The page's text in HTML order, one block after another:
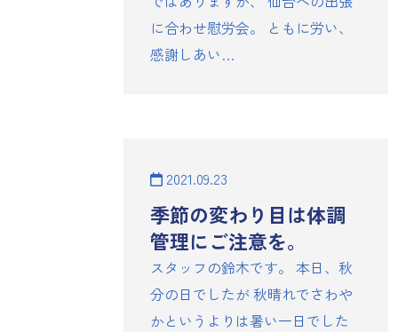
に合わせ慰労会。 ともに労い、
感謝しあい…
2021.09.23
季節の変わり目は体調
管理にご注意を。
スタッフの鈴木です。 本日、秋
分の日でしたが 秋晴れでさわや
かというよりは暑い一日でした